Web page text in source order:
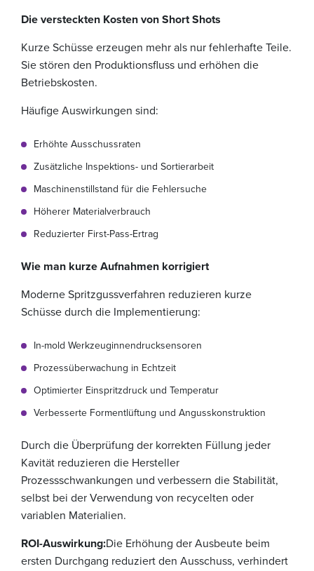
Die versteckten Kosten von Short Shots
Kurze Schüsse erzeugen mehr als nur fehlerhafte Teile.
Sie stören den Produktionsfluss und erhöhen die
Betriebskosten.
Häufige Auswirkungen sind:
Erhöhte Ausschussraten
Zusätzliche Inspektions- und Sortierarbeit
Maschinenstillstand für die Fehlersuche
Höherer Materialverbrauch
Reduzierter First-Pass-Ertrag
Wie man kurze Aufnahmen korrigiert
Moderne Spritzgussverfahren reduzieren kurze
Schüsse durch die Implementierung:
In-mold Werkzeuginnendrucksensoren
Prozessüberwachung in Echtzeit
Optimierter Einspritzdruck und Temperatur
Verbesserte Formentlüftung und Angusskonstruktion
Durch die Überprüfung der korrekten Füllung jeder
Kavität reduzieren die Hersteller
Prozessschwankungen und verbessern die Stabilität,
selbst bei der Verwendung von recycelten oder
variablen Materialien.
ROI-Auswirkung:Die Erhöhung der Ausbeute beim
ersten Durchgang reduziert den Ausschuss, verhindert